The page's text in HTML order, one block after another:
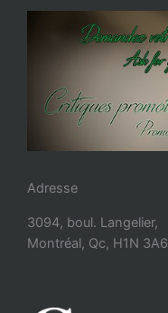
Adresse
3094, boul. Langelier,
Montréal, Qc, H1N 3A6